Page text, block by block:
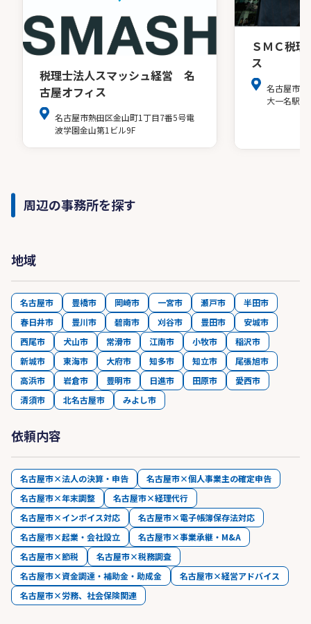
税理士法人スマッシュ経営 名
古屋オフィス
名古屋市熱田区金山町1丁目7番5号電
波学園金山第1ビル9F
ＳＭＣ税
ス
名古屋市中
大一名駅ビ
周辺の事務所を探す
地域
名古屋市 豊橋市 岡崎市 一宮市 瀬戸市
半田市
春日井市
豊川市 碧南市 刈谷市 豊田市
安城市
西尾市
犬山市 常滑市 江南市 小牧市
稲沢市
新城市
東海市 大府市 知多市 知立市
尾張旭市
高浜市
岩倉市 豊明市 日進市 田原市
愛西市
清須市
北名古屋市 みよし市
依頼内容
名古屋市×法人の決算・申告
名古屋市×個人事業主の確定申告
名古屋市×年末調整
名古屋市×経理代行
名古屋市×インボイス対応
名古屋市×電子帳簿保存法対応
名古屋市×起業・会社設立
名古屋市×事業承継・M&A
名古屋市×節税
名古屋市×税務調査
名古屋市×資金調達・補助金・助成金
名古屋市×経営アドバイス
名古屋市×労務、社会保険関連